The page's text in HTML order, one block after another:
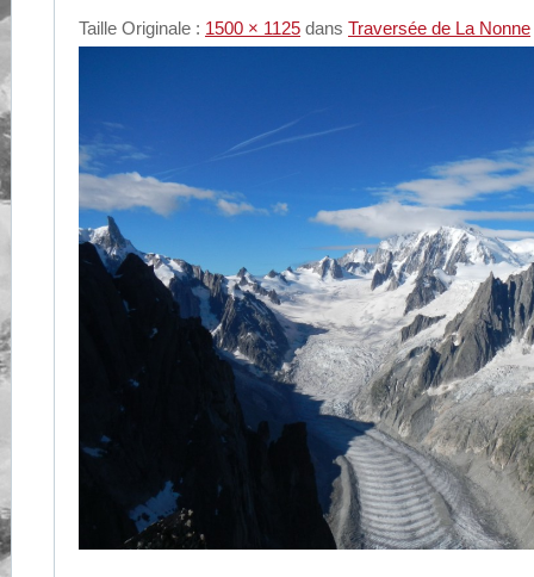
Taille Originale : 1500 × 1125 dans Traversée de La Nonne